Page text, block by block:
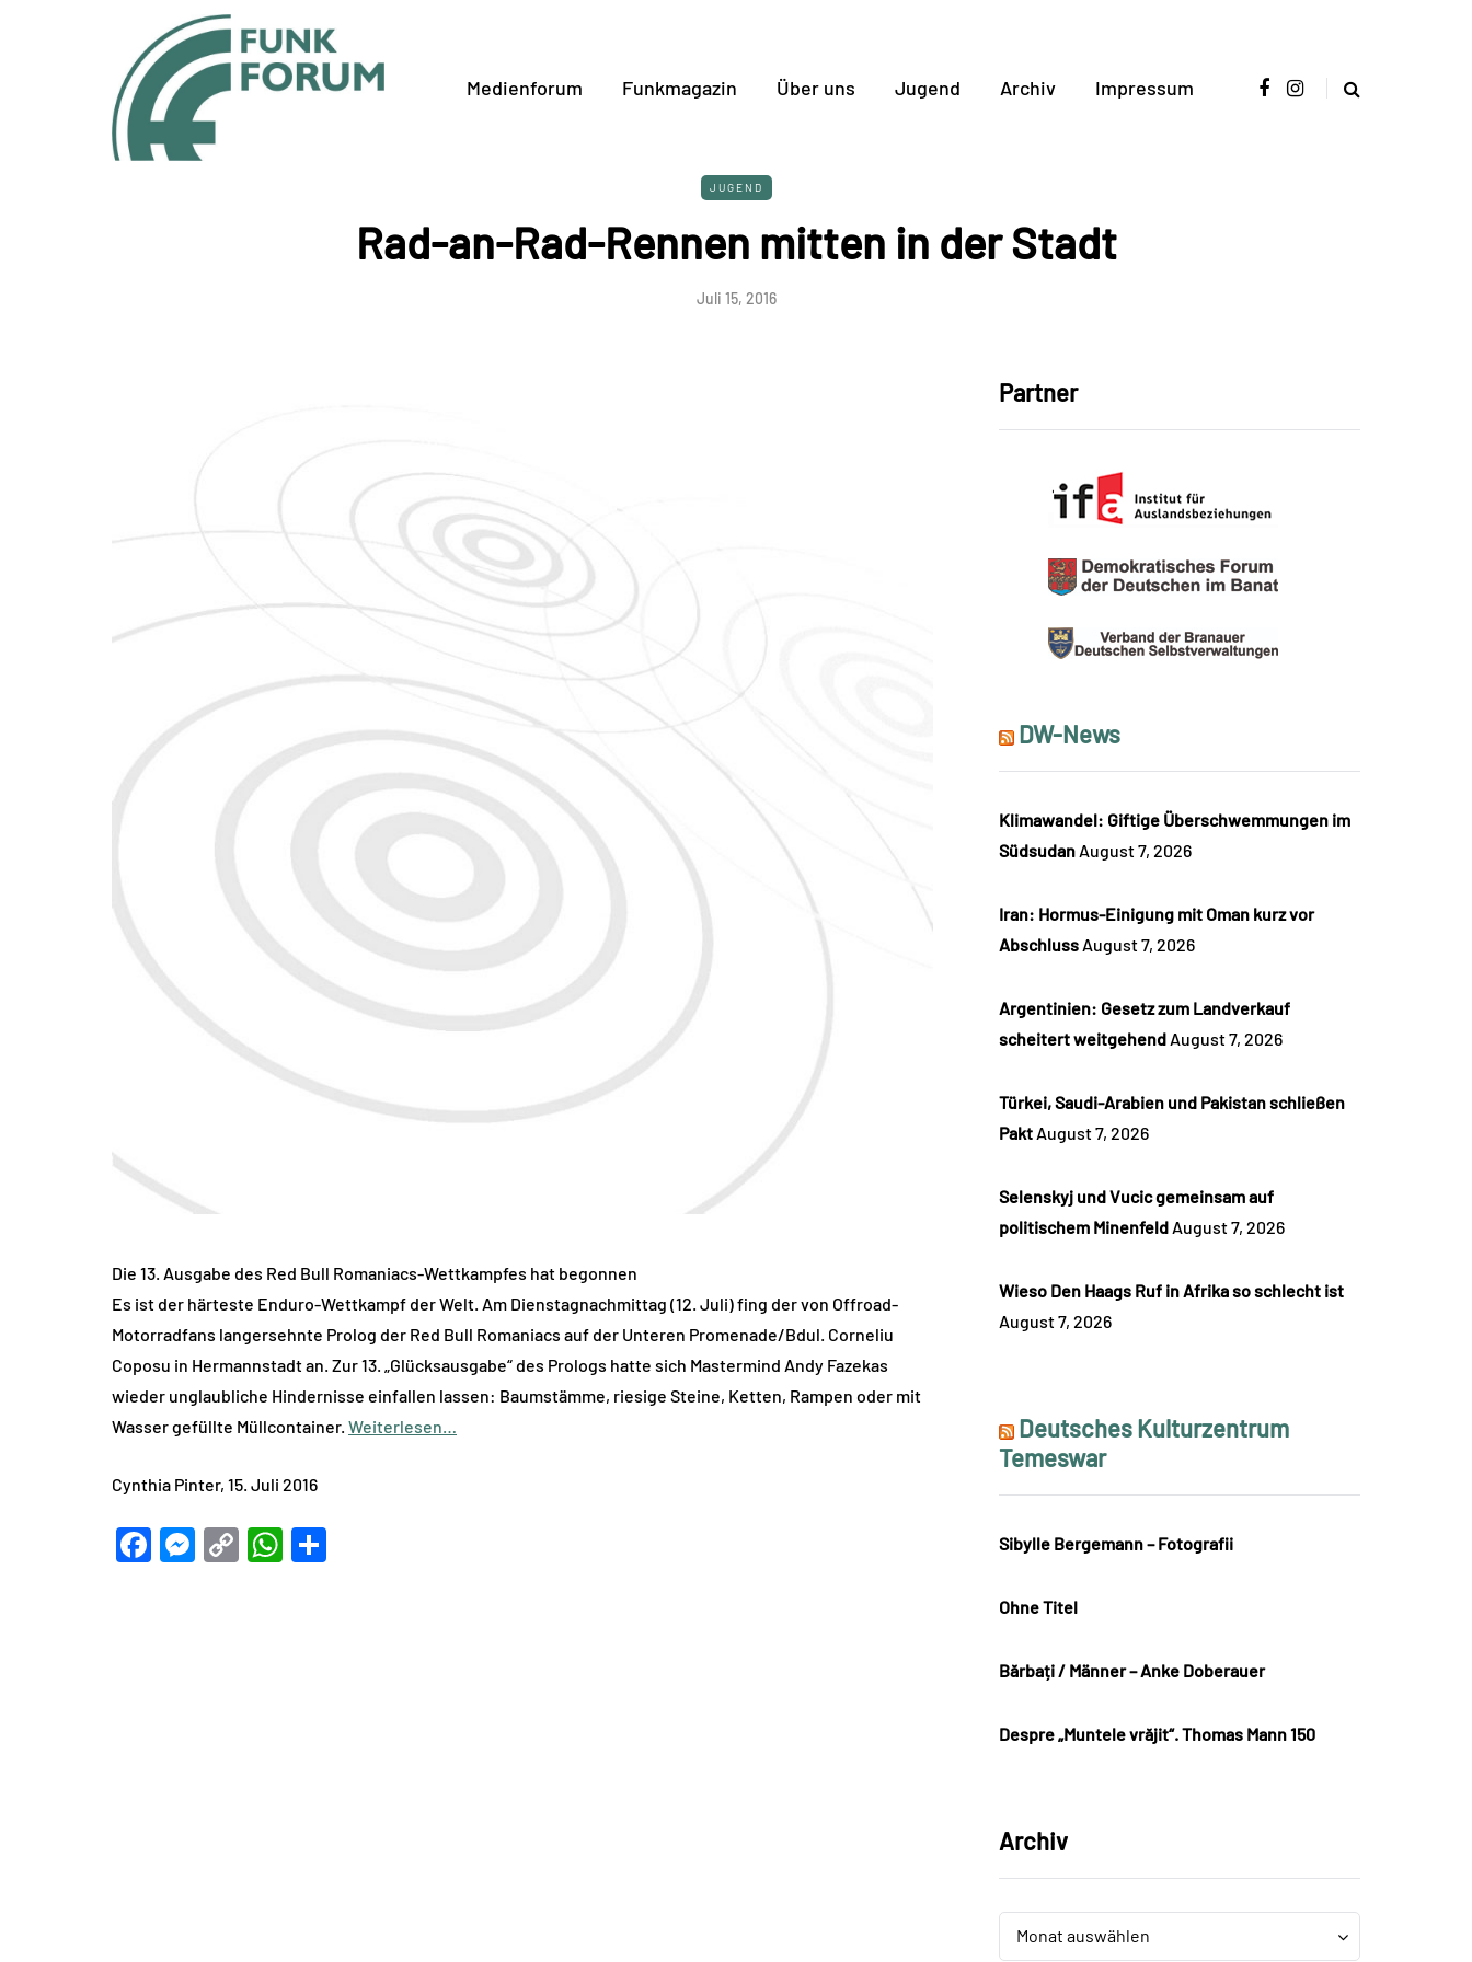
Medienforum Funkmagazin Über uns Jugend Archiv Impressum
JUGEND
Rad-an-Rad-Rennen mitten in der Stadt
Juli 15, 2016
Die 13. Ausgabe des Red Bull Romaniacs-Wettkampfes hat begonnen
Es ist der härteste Enduro-Wettkampf der Welt. Am Dienstagnachmittag (12. Juli) fing der von Offroad-
Motorradfans langersehnte Prolog der Red Bull Romaniacs auf der Unteren Promenade/Bdul. Corneliu
Coposu in Hermannstadt an. Zur 13. „Glücksausgabe“ des Prologs hatte sich Mastermind Andy Fazekas
wieder unglaubliche Hindernisse einfallen lassen: Baumstämme, riesige Steine, Ketten, Rampen oder mit
Wasser gefüllte Müllcontainer. Weiterlesen…
Cynthia Pinter, 15. Juli 2016
Facebook
Messenger
CopyWhatsApp
Partner
DW-News
Klimawandel: Giftige Überschwemmungen im
Südsudan August 7, 2026
Iran: Hormus-Einigung mit Oman kurz vor
Abschluss August 7, 2026
Argentinien: Gesetz zum Landverkauf
scheitert weitgehend August 7, 2026
Türkei, Saudi-Arabien und Pakistan schließen
Pakt August 7, 2026
Selenskyj und Vucic gemeinsam auf
politischem Minenfeld August 7, 2026
Wieso Den Haags Ruf in Afrika so schlecht ist
August 7, 2026
Deutsches Kulturzentrum
Temeswar
Sibylle Bergemann – Fotografii
Ohne Titel
Bărbați / Männer – Anke Doberauer
Despre „Muntele vrăjit“. Thomas Mann 150
Archiv
Archiv
Monat auswählen
Archiv